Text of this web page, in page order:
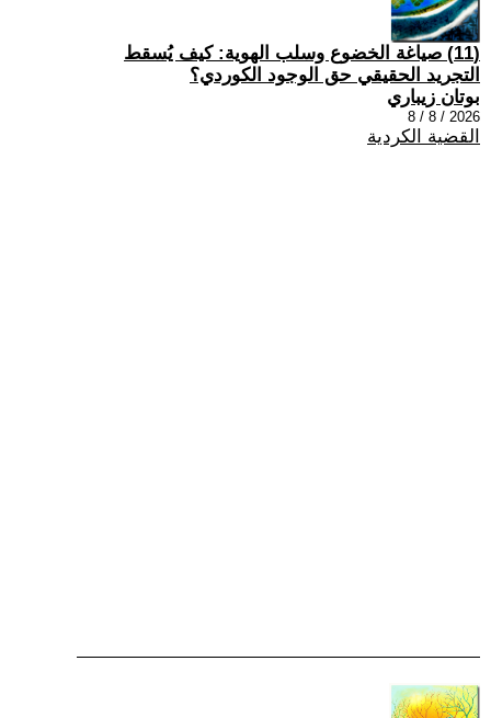
(11) صياغة الخضوع وسلب الهوية: كيف يُسقط
التجريد الحقيقي حق الوجود الكوردي؟
بوتان زيباري
2026 / 8 / 8
القضية الكردية